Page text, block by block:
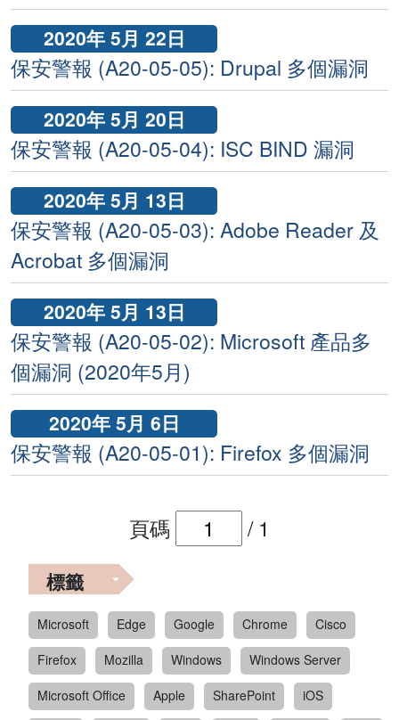
2020年 5月 22日
保安警報 (A20-05-05): Drupal 多個漏洞
2020年 5月 20日
保安警報 (A20-05-04): ISC BIND 漏洞
2020年 5月 13日
保安警報 (A20-05-03): Adobe Reader 及
Acrobat 多個漏洞
2020年 5月 13日
保安警報 (A20-05-02): Microsoft 產品多
個漏洞 (2020年5月)
2020年 5月 6日
保安警報 (A20-05-01): Firefox 多個漏洞
頁碼 / 1
標籤
Microsoft Edge Google Chrome
Cisco
Firefox
Mozilla Windows
Windows Server
Microsoft Office
Apple SharePoint
iOS